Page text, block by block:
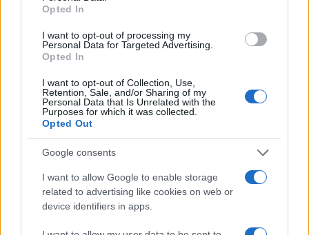
Opted In
I want to opt-out of processing my
Personal Data for Targeted Advertising.
Opted In
I want to opt-out of Collection, Use,
Retention, Sale, and/or Sharing of my
Personal Data that Is Unrelated with the
Purposes for which it was collected.
Opted Out
Google consents
I want to allow Google to enable storage
related to advertising like cookies on web or
device identifiers in apps.
a republikánus párt vezetése ekkoriban még
nem fogadta el ezt a narratívát.
Mark Steyn konzervatív író és kommentátor
nekrológjábanazt írta, hogy az elmúlt
évtizedek során sok republikánus igyekezett
azon, hogy valahogy megszabaduljanak Rush
Limbaugh-tól. Steyn szerint a rádiós szinte
egyedül megakadályozta a konzervatív
ideológiák teljes marginalizálódását.